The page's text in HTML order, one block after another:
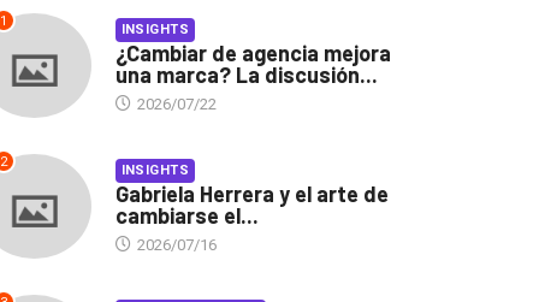
1 INSIGHTS
¿Cambiar de agencia mejora
una marca? La discusión...
2026/07/22
2 INSIGHTS
Gabriela Herrera y el arte de
cambiarse el...
2026/07/16